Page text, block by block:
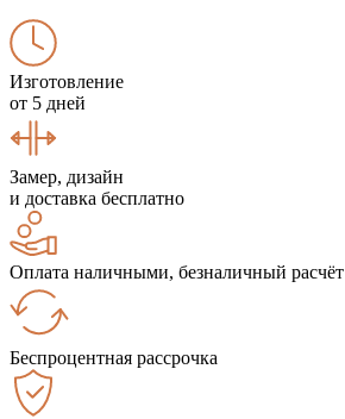
Изготовление
от 5 дней
Замер, дизайн
и доставка бесплатно
Оплата наличными, безналичный расчёт
Беспроцентная рассрочка